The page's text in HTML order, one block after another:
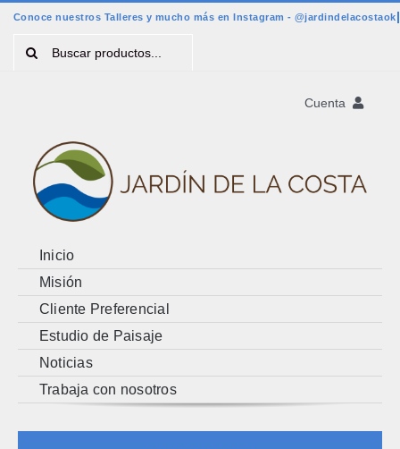
Saltar
contenido
Buscar:
Cuenta
Cart
Inicio
Misión
Cliente Preferencial
Estudio de Paisaje
Noticias
Trabaja con nosotros